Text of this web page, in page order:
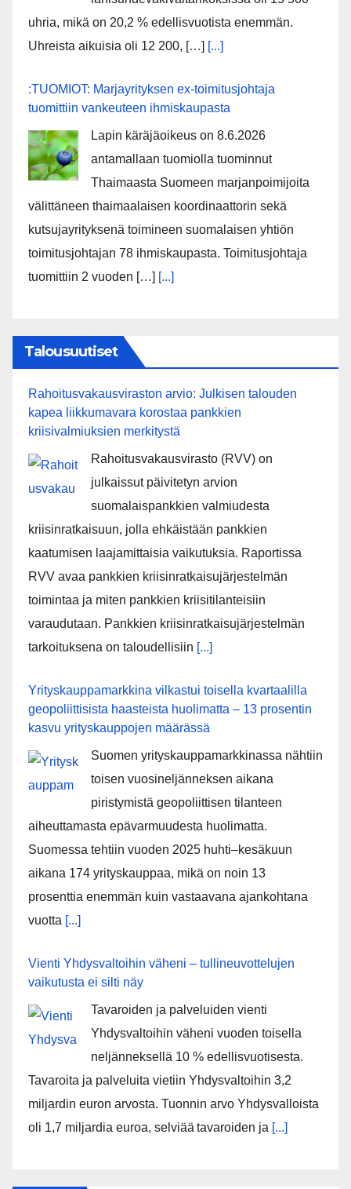
uhria, mikä on 20,2 % edellisvuotista enemmän.
Uhreista aikuisia oli 12 200, […] [...]
:TUOMIOT: Marjayrityksen ex-toimitusjohtaja
tuomittiin vankeuteen ihmiskaupasta
Lapin käräjäoikeus on 8.6.2026
antamallaan tuomiolla tuominnut
Thaimaasta Suomeen marjanpoimijoita
välittäneen thaimaalaisen koordinaattorin sekä
kutsujayrityksenä toimineen suomalaisen yhtiön
toimitusjohtajan 78 ihmiskaupasta. Toimitusjohtaja
tuomittiin 2 vuoden […] [...]
Talousuutiset
Rahoitusvakausviraston arvio: Julkisen talouden
kapea liikkumavara korostaa pankkien
kriisivalmiuksien merkitystä
Rahoitusvakausvirasto (RVV) on
julkaissut päivitetyn arvion
suomalaispankkien valmiudesta
kriisinratkaisuun, jolla ehkäistään pankkien
kaatumisen laajamittaisia vaikutuksia. Raportissa
RVV avaa pankkien kriisinratkaisujärjestelmän
toimintaa ja miten pankkien kriisitilanteisiin
varaudutaan. Pankkien kriisinratkaisujärjestelmän
tarkoituksena on taloudellisiin [...]
Yrityskauppamarkkina vilkastui toisella kvartaalilla
geopoliittisista haasteista huolimatta – 13 prosentin
kasvu yrityskauppojen määrässä
Suomen yrityskauppamarkkinassa nähtiin
toisen vuosineljänneksen aikana
piristymistä geopoliittisen tilanteen
aiheuttamasta epävarmuudesta huolimatta.
Suomessa tehtiin vuoden 2025 huhti–kesäkuun
aikana 174 yrityskauppaa, mikä on noin 13
prosenttia enemmän kuin vastaavana ajankohtana
vuotta [...]
Vienti Yhdysvaltoihin väheni – tullineuvottelujen
vaikutusta ei silti näy
Tavaroiden ja palveluiden vienti
Yhdysvaltoihin väheni vuoden toisella
neljänneksellä 10 % edellisvuotisesta.
Tavaroita ja palveluita vietiin Yhdysvaltoihin 3,2
miljardin euron arvosta. Tuonnin arvo Yhdysvalloista
oli 1,7 miljardia euroa, selviää tavaroiden ja [...]